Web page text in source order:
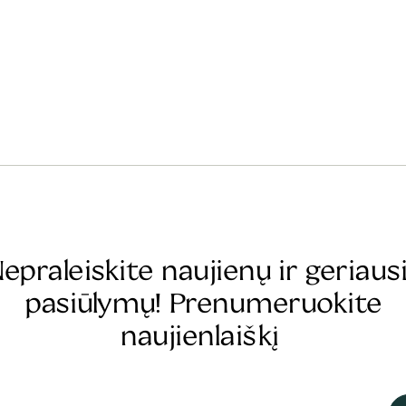
naujienų ir
pasiūlymų! Prenumeruokite
naujienlaiškį